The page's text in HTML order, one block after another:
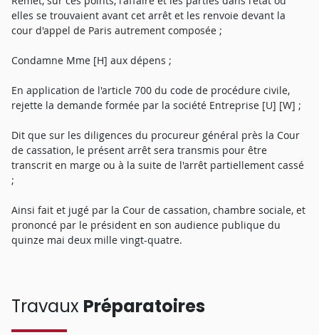
elles se trouvaient avant cet arrêt et les renvoie devant la
cour d'appel de Paris autrement composée ;
Condamne Mme [H] aux dépens ;
En application de l'article 700 du code de procédure civile,
rejette la demande formée par la société Entreprise [U] [W] ;
Dit que sur les diligences du procureur général près la Cour
de cassation, le présent arrêt sera transmis pour être
transcrit en marge ou à la suite de l'arrêt partiellement cassé
;
Ainsi fait et jugé par la Cour de cassation, chambre sociale, et
prononcé par le président en son audience publique du
quinze mai deux mille vingt-quatre.
Travaux Préparatoires